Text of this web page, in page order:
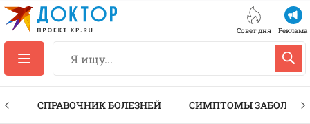
Совет дня Реклама
СПРАВОЧНИК БОЛЕЗНЕЙ СИМПТОМЫ